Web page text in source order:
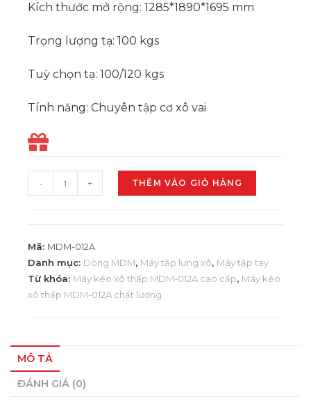
Kích thước mở rộng: 1285*1890*1695 mm
Trọng lượng tạ: 100 kgs
Tuỳ chọn tạ: 100/120 kgs
Tính năng: Chuyên tập cơ xô vai
- + THÊM VÀO GIỎ HÀNG
Mã: MDM-012A
Danh mục: Dòng MDM, Máy tập lưng xô, Máy tập tay
Từ khóa: Máy kéo xô thấp MDM-012A cao cấp, Máy kéo
xô thấp MDM-012A chất lượng
MÔ TẢ
ĐÁNH GIÁ (0)